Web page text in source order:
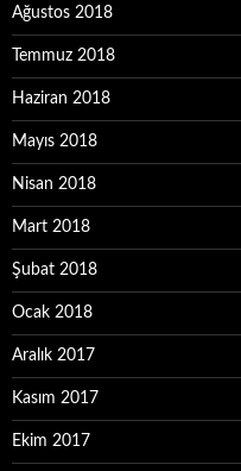
Ağustos 2018
Temmuz 2018
Haziran 2018
Mayıs 2018
Nisan 2018
Mart 2018
Şubat 2018
Ocak 2018
Aralık 2017
Kasım 2017
Ekim 2017